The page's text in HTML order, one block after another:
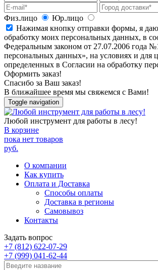
Физ.лицо
Юр.лицо
Нажимая кнопку отправки формы, я даю
обработку моих персональных данных, в
Федеральным законом от 27.07.2006 года
персональных данных», на условиях и для
определенных в Согласии на обработку
Оформить заказ!
Спасибо за Ваш заказ!
В ближайшее время мы свяжемся с Вами!
Toggle navigation
Любой инструмент для работы в лесу!
В корзине
пока нет товаров
руб.
О компании
Как купить
Оплата и Доставка
Способы оплаты
Доставка в регионы
Самовывоз
Контакты
Задать вопрос
+7 (812) 622-07-29
+7 (999) 041-62-44